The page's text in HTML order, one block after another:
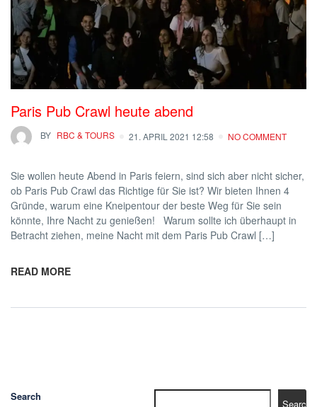
Paris Pub Crawl heute abend
BY RBC & TOURS 21. APRIL 2021 12:58 NO COMMENT
Sie wollen heute Abend in Paris feiern, sind sich aber nicht sicher,
ob Paris Pub Crawl das Richtige für Sie ist? Wir bieten Ihnen 4
Gründe, warum eine Kneipentour der beste Weg für Sie sein
könnte, Ihre Nacht zu genießen! Warum sollte ich überhaupt in
Betracht ziehen, meine Nacht mit dem Paris Pub Crawl […]
READ MORE
Search
Search